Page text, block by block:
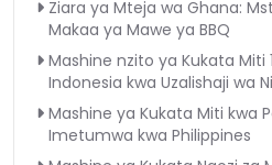
Ziara ya Mteja wa Ghana:
Makaa ya Mawe ya BBQ
Mashine nzito ya Kukata
Indonesia kwa Uzalishaji wa
Mashine ya Kukata Miti kwa
Imetumwa kwa Philippines